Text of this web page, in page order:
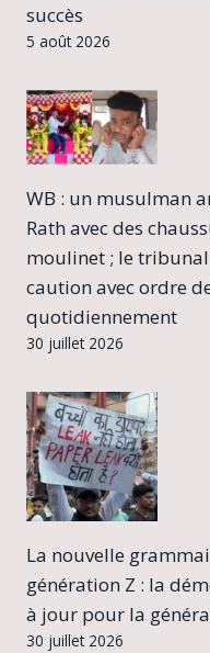
succès
5 août 2026
WB : un musulman
Rath avec des
moulinet ; le
caution avec ordre
quotidiennement
30 juillet 2026
La nouvelle
génération Z : la
à jour pour la
30 juillet 2026